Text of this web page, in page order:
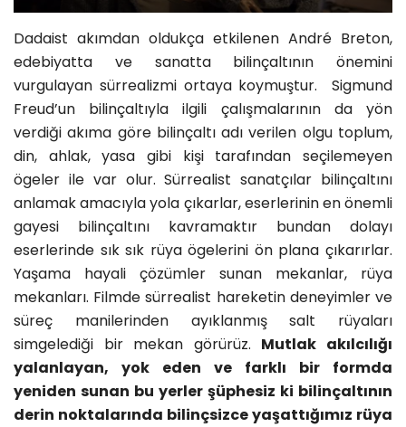
Dadaist akımdan oldukça etkilenen André Breton,
edebiyatta ve sanatta bilinçaltının önemini
vurgulayan sürrealizmi ortaya koymuştur. Sigmund
Freud’un bilinçaltıyla ilgili çalışmalarının da yön
verdiği akıma göre bilinçaltı adı verilen olgu toplum,
din, ahlak, yasa gibi kişi tarafından seçilemeyen
ögeler ile var olur. Sürrealist sanatçılar bilinçaltını
anlamak amacıyla yola çıkarlar, eserlerinin en önemli
gayesi bilinçaltını kavramaktır bundan dolayı
eserlerinde sık sık rüya ögelerini ön plana çıkarırlar.
Yaşama hayali çözümler sunan mekanlar, rüya
mekanları. Filmde sürrealist hareketin deneyimler ve
süreç manilerinden ayıklanmış salt rüyaları
simgelediği bir mekan görürüz. Mutlak akılcılığı
yalanlayan, yok eden ve farklı bir formda
yeniden sunan bu yerler şüphesiz ki bilinçaltının
derin noktalarında bilinçsizce yaşattığımız rüya